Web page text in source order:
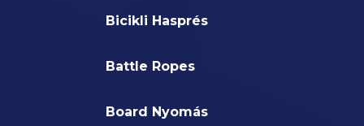
Bicikli Hasprés
Battle Ropes
Board Nyomás